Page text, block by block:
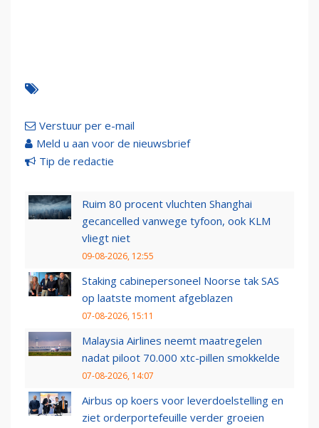
Verstuur per e-mail
Meld u aan voor de nieuwsbrief
Tip de redactie
Ruim 80 procent vluchten Shanghai
gecancelled vanwege tyfoon, ook KLM
vliegt niet
09-08-2026, 12:55
Staking cabinepersoneel Noorse tak SAS
op laatste moment afgeblazen
07-08-2026, 15:11
Malaysia Airlines neemt maatregelen
nadat piloot 70.000 xtc-pillen smokkelde
07-08-2026, 14:07
Airbus op koers voor leverdoelstelling en
ziet orderportefeuille verder groeien